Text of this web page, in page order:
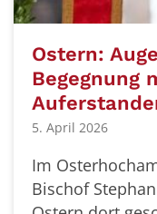
Ostern:
Begegnung
5. April 2026
Im
Bischof